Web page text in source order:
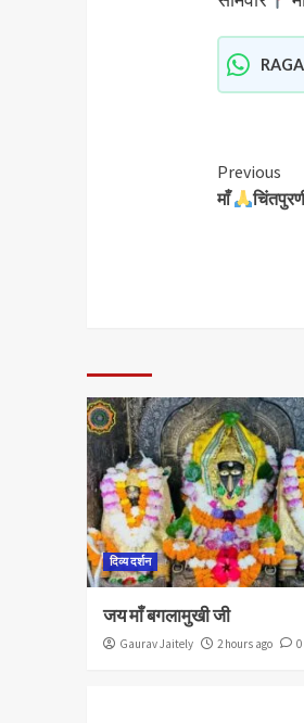
Previous
माँ
दिव्य दर्शन
जय माँ बगलामुखी जी
Gaurav Jaitely 2 hours ago 0